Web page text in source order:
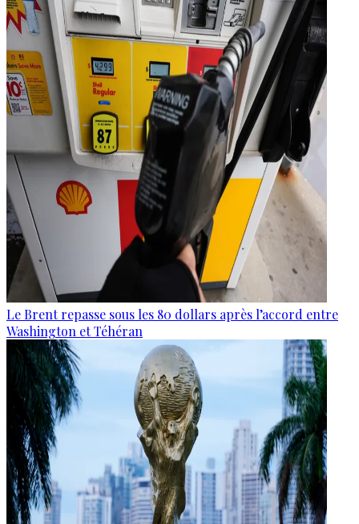
Le Brent repasse sous les 80 dollars après l’accord entre
Washington et Téhéran